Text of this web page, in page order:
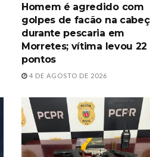
Homem é agredido com
golpes de facão na
durante pescaria em
Morretes; vítima levou 22
pontos
4 DE AGOSTO DE 2026